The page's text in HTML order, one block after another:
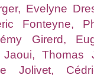
Evelyne
Fonteyne,
Girerd,
Jaoui, Thomas
Jolivet,